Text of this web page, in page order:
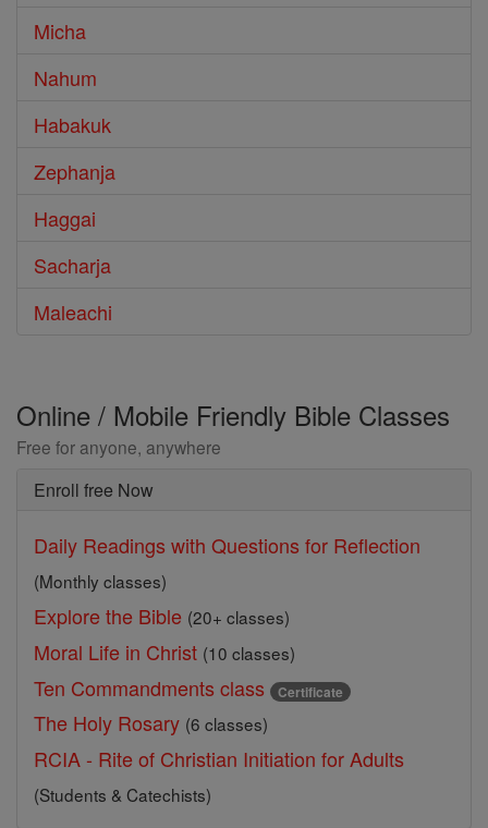
Micha
Nahum
Habakuk
Zephanja
Haggai
Sacharja
Maleachi
Online / Mobile Friendly Bible Classes
Free for anyone, anywhere
Enroll free Now
Daily Readings with Questions for Reflection
(Monthly classes)
Explore the Bible (20+ classes)
Moral Life in Christ (10 classes)
Ten Commandments class Certificate
The Holy Rosary (6 classes)
RCIA - Rite of Christian Initiation for Adults
(Students & Catechists)